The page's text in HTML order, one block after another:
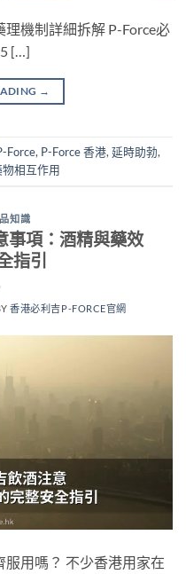
機制詳細拆解 P-Force必
[…]
→
Force, P-Force 香港,延時助勃,
物相互作用
知識
事項：酒精與藥效
指引
香港必利吉P-FORCE官網
服用嗎？ 不少香港用家在